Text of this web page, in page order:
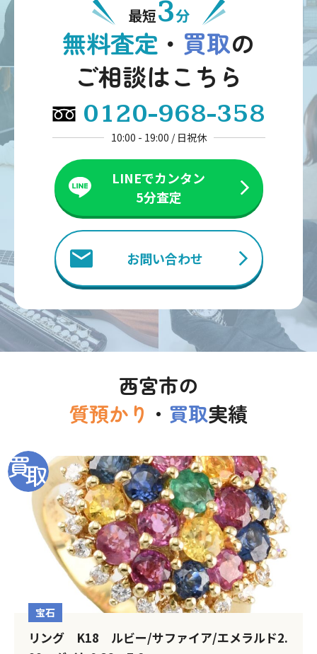
最短3分
無料査定 ・ 買取の
ご相談はこちら
0120-968-358
10:00 - 19:00 / 日祝休
LINEでカンタン
5分査定
お問い合わせ
西宮市の
質預かり ・ 買取実績
宝石
リング K18 ルビー/サファイア/エメラルド2.